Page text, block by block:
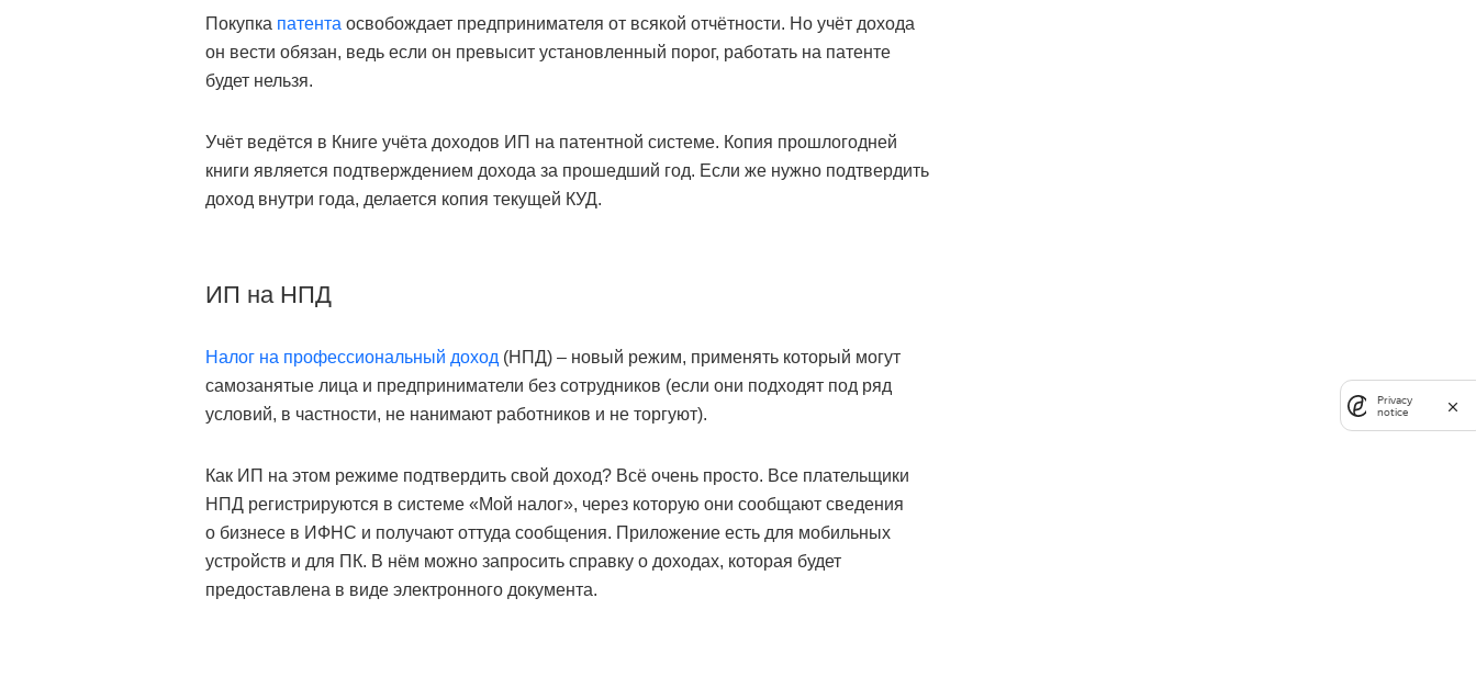
Покупка патента освобождает предпринимателя от всякой отчётности. Но учёт дохода
он вести обязан, ведь если он превысит установленный порог, работать на патенте
будет нельзя.
Учёт ведётся в Книге учёта доходов ИП на патентной системе. Копия прошлогодней
книги является подтверждением дохода за прошедший год. Если же нужно подтвердить
доход внутри года, делается копия текущей КУД.
ИП на НПД
Налог на профессиональный доход (НПД) – новый режим, применять который могут
самозанятые лица и предприниматели без сотрудников (если они подходят под ряд
условий, в частности, не нанимают работников и не торгуют).
Как ИП на этом режиме подтвердить свой доход? Всё очень просто. Все плательщики
НПД регистрируются в системе «Мой налог», через которую они сообщают сведения
о бизнесе в ИФНС и получают оттуда сообщения. Приложение есть для мобильных
устройств и для ПК. В нём можно запросить справку о доходах, которая будет
предоставлена в виде электронного документа.
Privacy
notice